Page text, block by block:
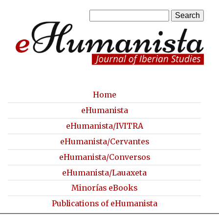
to
main
content
M
a
i
Home
eHumanista
eHumanista/IVITRA
eHumanista/Cervantes
eHumanista/Conversos
eHumanista/Lauaxeta
Minorías eBooks
Publications of eHumanista
e
a
c
h
f
o
r
m
a
r